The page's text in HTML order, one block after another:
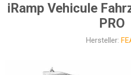
iRamp Vehicule
PRO
Hersteller: